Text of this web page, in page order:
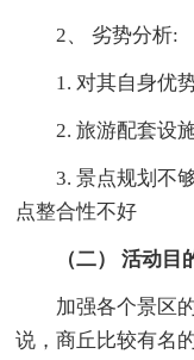
2、 劣势分析:
1. 对其自身优势
2. 旅游配套设施
3. 景点规划不够
点整合性不好
（二） 活动目
加强各个景区的
说，商丘比较有名